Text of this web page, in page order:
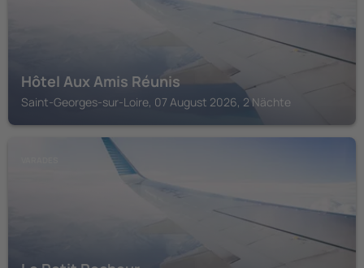
Hôtel Aux Amis Réunis
Saint-Georges-sur-Loire, 07 August 2026, 2 Nächte